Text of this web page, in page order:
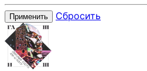
Применить Сбросить